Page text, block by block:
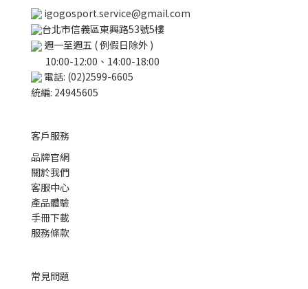
igogosport.service@gmail.com
台北市信義區東興路53號5樓
週一至週五 ( 例假日除外 )
10:00-12:00、14:00-18:00
電話: (02)2599-6605
統編: 24945605
客戶服務
品牌官網
關於我們
客服中心
產品體驗
手冊下載
服務條款
常見問題